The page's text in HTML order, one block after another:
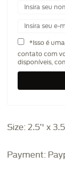
*Isso é
contato com
disponíveis,
Size: 2.5’' x
Payment: